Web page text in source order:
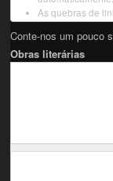
As quebras de
Conte-nos um pouco
Obras literárias